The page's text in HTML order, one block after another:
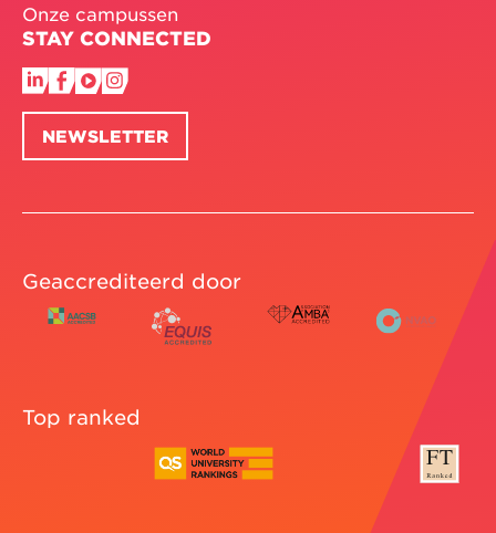
Onze campussen
STAY CONNECTED
NEWSLETTER
Geaccrediteerd door
Top ranked